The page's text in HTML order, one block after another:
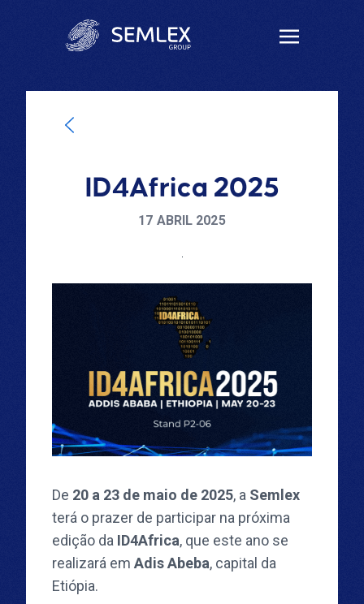
ID4Africa 2025
17 ABRIL 2025
De 20 a 23 de maio de 2025, a Semlex
terá o prazer de participar na próxima
edição da ID4Africa, que este ano se
realizará em Adis Abeba, capital da
Etiópia.